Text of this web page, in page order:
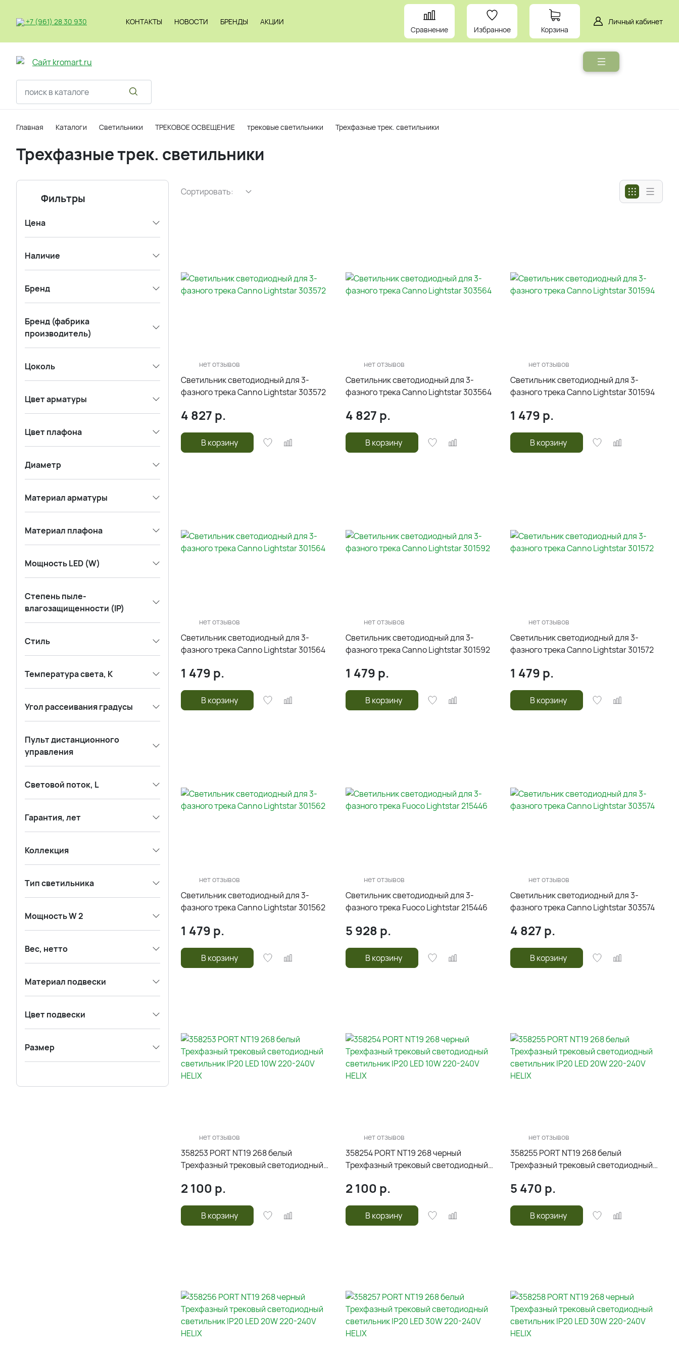
+7 (961) 28 30 930 КОНТАКТЫ НОВОСТИ БРЕНДЫ
АКЦИИ
Сравнение
Избранное Корзина
Личный кабинет
Главная Каталоги Светильники ТРЕКОВОЕ ОСВЕЩЕНИЕ трековые светильники Трехфазные трек. светильники
Трехфазные трек. светильники
Фильтры
Цена
Наличие
Бренд
Бренд (фабрика
производитель)
Цоколь
Цвет арматуры
Цвет плафона
Диаметр
Материал арматуры
Материал плафона
Мощность LED (W)
Степень пыле-
влагозащищенности (IP)
Стиль
Температура света, К
Угол рассеивания градусы
Пульт дистанционного
управления
Световой поток, L
Гарантия, лет
Коллекция
Тип светильника
Мощность W 2
Вес, нетто
Материал подвески
Цвет подвески
Размер
Сортировать:
нет отзывов
Светильник светодиодный для 3-
фазного трека Canno Lightstar 303572
4 827 р.
В корзину
нет отзывов
Светильник светодиодный для 3-
фазного трека Canno Lightstar 303564
4 827 р.
В корзину
нет отзывов
Светильник светодиодный для 3-
фазного трека Canno Lightstar 301594
1 479 р.
В корзину
нет отзывов
Светильник светодиодный для 3-
фазного трека Canno Lightstar 301564
1 479 р.
В корзину
нет отзывов
Светильник светодиодный для 3-
фазного трека Canno Lightstar 301592
1 479 р.
В корзину
нет отзывов
Светильник светодиодный для 3-
фазного трека Canno Lightstar 301572
1 479 р.
В корзину
нет отзывов
Светильник светодиодный для 3-
фазного трека Canno Lightstar 301562
1 479 р.
В корзину
нет отзывов
Светильник светодиодный для 3-
фазного трека Fuoco Lightstar 215446
5 928 р.
В корзину
нет отзывов
Светильник светодиодный для 3-
фазного трека Canno Lightstar 303574
4 827 р.
В корзину
нет отзывов
358253 PORT NT19 268 белый
Трехфазный трековый светодиодный
HELIX
2 100 р.
В корзину
нет отзывов
358254 PORT NT19 268 черный
Трехфазный трековый светодиодный
HELIX
2 100 р.
В корзину
нет отзывов
358255 PORT NT19 268 белый
Трехфазный трековый светодиодный
HELIX
5 470 р.
В корзину